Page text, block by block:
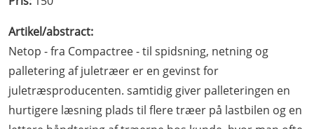
Artikel/abstract:
Netop - fra Compactree - til spidsning, netning og
palletering af juletræer er en gevinst for
juletræsproducenten. samtidig giver palleteringen en
hurtigere læsning plads til flere træer på lastbilen og en